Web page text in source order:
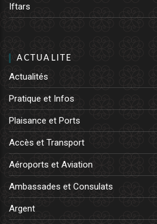
Iftars
ACTUALITE
Actualités
Pratique et Infos
Plaisance et Ports
Accès et Transport
Aéroports et Aviation
Ambassades et Consulats
Argent